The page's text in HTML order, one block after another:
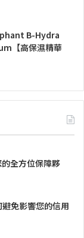
B-Hydra
【高保濕精華
全方位保障夥
免影響您的信用